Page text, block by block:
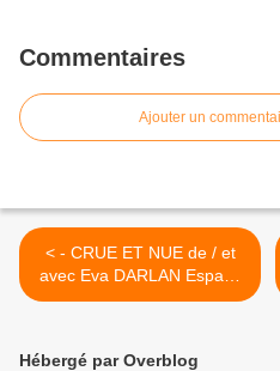
Commentaires
Ajouter un
< - CRUE ET NUE de / et
avec Eva DARLAN Espace
George Sand de Chécy 15
Hébergé par Overblog